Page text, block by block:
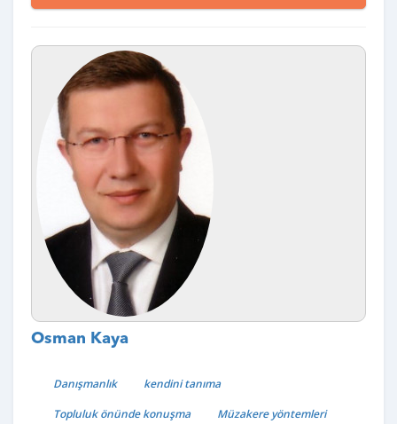
Osman Kaya
Danışmanlık
kendini tanıma
Topluluk önünde konuşma
Müzakere yöntemleri